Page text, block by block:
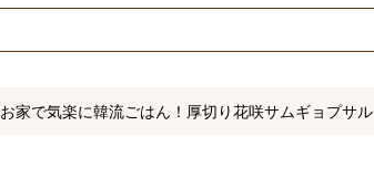
お家で気楽に韓流ごはん！厚切り花咲サムギョプサル